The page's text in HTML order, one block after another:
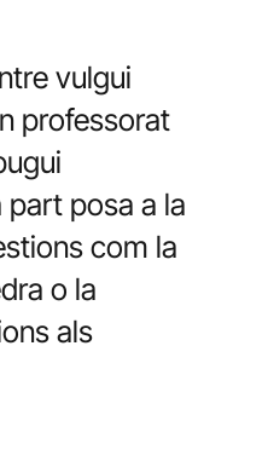
vulgui
professorat
part posa a la
com la
o la
als